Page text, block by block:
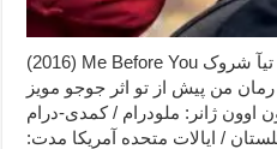
(2016) Me Before You من پیش از تو (۲۰۱۶) کارگردان: تیآ شروک
من پیش از تو اثر جوجو مویز
اوون ژانر: ملودرام / کمدی-درام
/ ایالات متحده آمریکا مدت: